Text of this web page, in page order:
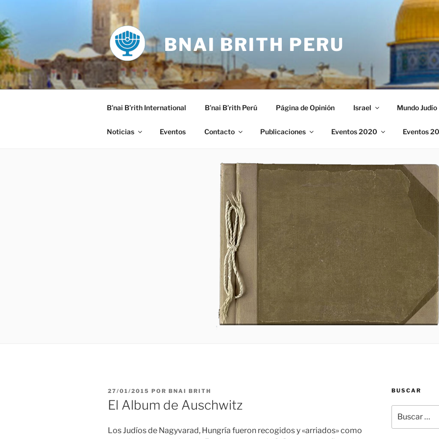
al
contenido
BNAI BRITH PERU
B’nai B’rith International B’nai B’rith Perú Página de Opinión Israel Mundo Judío
Noticias Eventos Contacto Publicaciones Eventos 2020 Eventos
PUBLICADO
EL
27/01/2015 POR BNAI BRITH
El Album de Auschwitz
Los Judíos de Nagyvarad, Hungría fueron recogidos y «arriados» como
BUSCAR
por: